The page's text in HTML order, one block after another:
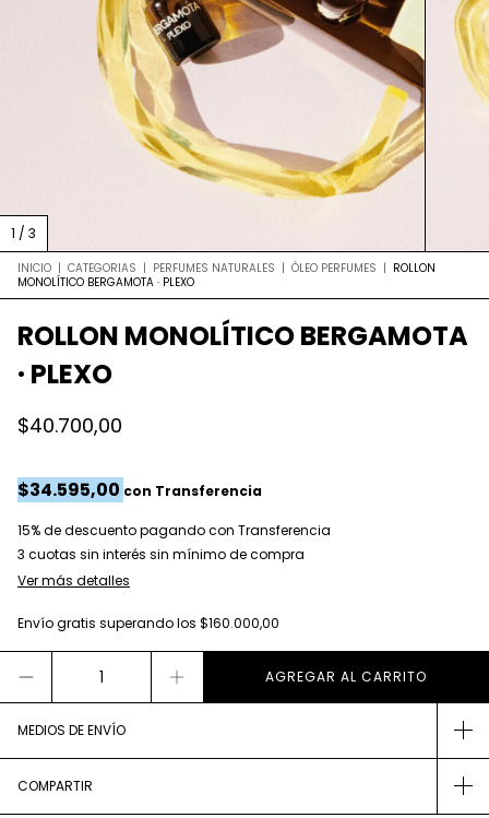
1 / 3
INICIO | CATEGORIAS | PERFUMES NATURALES | ÓLEO PERFUMES | ROLLON
MONOLÍTICO BERGAMOTA · PLEXO
ROLLON MONOLÍTICO BERGAMOTA
· PLEXO
$40.700,00
$34.595,00 con Transferencia
15% de descuentopagando con Transferencia
Ver más detalles
Envío gratis superando los $160.000,00
MEDIOS DE ENVÍO
COMPARTIR